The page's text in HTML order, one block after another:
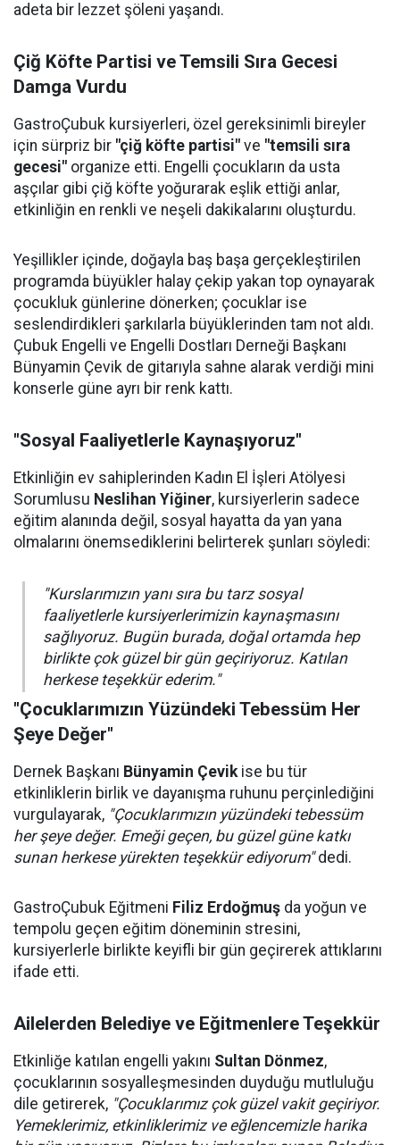
adeta bir lezzet şöleni yaşandı.
Çiğ Köfte Partisi ve Temsili Sıra Gecesi
Damga Vurdu
GastroÇubuk kursiyerleri, özel gereksinimli bireyler
için sürpriz bir "çiğ köfte partisi" ve "temsili sıra
gecesi" organize etti. Engelli çocukların da usta
aşçılar gibi çiğ köfte yoğurarak eşlik ettiği anlar,
etkinliğin en renkli ve neşeli dakikalarını oluşturdu.
Yeşillikler içinde, doğayla baş başa gerçekleştirilen
programda büyükler halay çekip yakan top oynayarak
çocukluk günlerine dönerken; çocuklar ise
seslendirdikleri şarkılarla büyüklerinden tam not aldı.
Çubuk Engelli ve Engelli Dostları Derneği Başkanı
Bünyamin Çevik de gitarıyla sahne alarak verdiği mini
konserle güne ayrı bir renk kattı.
"Sosyal Faaliyetlerle Kaynaşıyoruz"
Etkinliğin ev sahiplerinden Kadın El İşleri Atölyesi
Sorumlusu Neslihan Yiğiner, kursiyerlerin sadece
eğitim alanında değil, sosyal hayatta da yan yana
olmalarını önemsediklerini belirterek şunları söyledi:
"Kurslarımızın yanı sıra bu tarz sosyal
faaliyetlerle kursiyerlerimizin kaynaşmasını
sağlıyoruz. Bugün burada, doğal ortamda hep
birlikte çok güzel bir gün geçiriyoruz. Katılan
herkese teşekkür ederim."
"Çocuklarımızın Yüzündeki Tebessüm Her
Şeye Değer"
Dernek Başkanı Bünyamin Çevikise bu tür
etkinliklerin birlik ve dayanışma ruhunu perçinlediğini
vurgulayarak, "Çocuklarımızın yüzündeki tebessüm
her şeye değer. Emeği geçen, bu güzel güne katkı
sunan herkese yürekten teşekkür ediyorum"dedi.
GastroÇubuk Eğitmeni Filiz Erdoğmuş da yoğun ve
tempolu geçen eğitim döneminin stresini,
kursiyerlerle birlikte keyifli bir gün geçirerek attıklarını
ifade etti.
Ailelerden Belediye ve Eğitmenlere Teşekkür
Etkinliğe katılan engelli yakını Sultan Dönmez,
çocuklarının sosyalleşmesinden duyduğu mutluluğu
dile getirerek, "Çocuklarımız çok güzel vakit geçiriyor.
Yemeklerimiz, etkinliklerimiz ve eğlencemizle harika